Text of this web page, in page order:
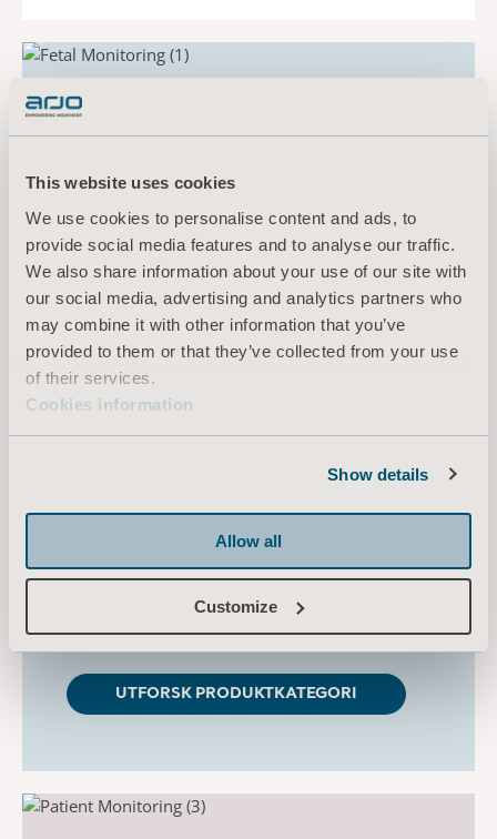
This website uses cookies
We use cookies to personalise content and ads, to
provide social media features and to analyse our traffic.
We also share information about your use of our site with
our social media, advertising and analytics partners who
may combine it with other information that you’ve
provided to them or that they’ve collected from your use
of their services.
Cookies information
Show details
Allow all
Customize
basert på omfattende erfaring innen
fosterovervåking, som har gjort det mulig for
oss å utvikle en rekke produkter som forbedrer
UTFORSK PRODUKTKATEGORI